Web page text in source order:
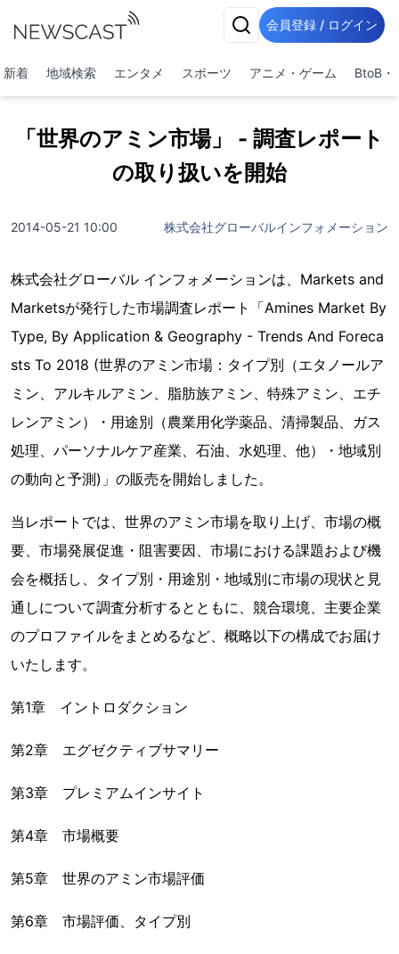
会員登録 / ログイン
新着 地域検索 エンタメ スポーツ アニメ・ゲーム BtoB・
「世界のアミン市場」 - 調査レポート
の取り扱いを開始
2014-05-21 10:00 株式会社グローバルインフォメーション
株式会社グローバル インフォメーションは、Markets and
Marketsが発行した市場調査レポート「Amines Market By
Type, By Application & Geography - Trends And Foreca
sts To 2018 (世界のアミン市場：タイプ別（エタノールア
ミン、アルキルアミン、脂肪族アミン、特殊アミン、エチ
レンアミン）・用途別（農業用化学薬品、清掃製品、ガス
処理、パーソナルケア産業、石油、水処理、他）・地域別
の動向と予測)」の販売を開始しました。
当レポートでは、世界のアミン市場を取り上げ、市場の概
要、市場発展促進・阻害要因、市場における課題および機
会を概括し、タイプ別・用途別・地域別に市場の現状と見
通しについて調査分析するとともに、競合環境、主要企業
のプロファイルをまとめるなど、概略以下の構成でお届け
いたします。
第1章 イントロダクション
第2章 エグゼクティブサマリー
第3章 プレミアムインサイト
第4章 市場概要
第5章 世界のアミン市場評価
第6章 市場評価、タイプ別